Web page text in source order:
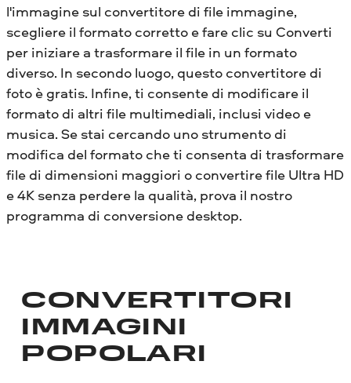
l'immagine sul convertitore di file immagine,
scegliere il formato corretto e fare clic su Converti
per iniziare a trasformare il file in un formato
diverso. In secondo luogo, questo convertitore di
foto è gratis. Infine, ti consente di modificare il
formato di altri file multimediali, inclusi video e
musica. Se stai cercando uno strumento di
modifica del formato che ti consenta di trasformare
file di dimensioni maggiori o convertire file Ultra HD
e 4K senza perdere la qualità, prova il nostro
programma di conversione desktop.
CONVERTITORI
IMMAGINI
POPOLARI